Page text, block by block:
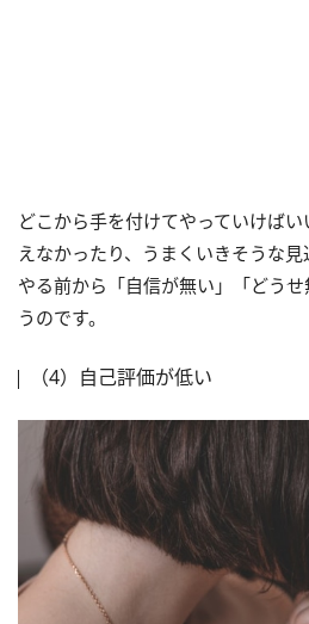
どこから手を付けてやっていけば
えなかったり、うまくいきそうな見
やる前から「自信が無い」「どう
うのです。
（4）自己評価が低い